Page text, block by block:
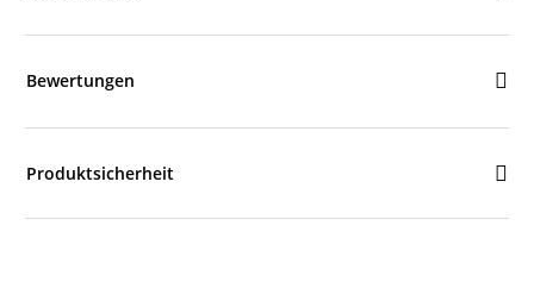
Bewertungen
Produktsicherheit